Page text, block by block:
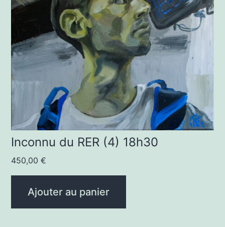
Inconnu du RER (4) 18h30
450,00€
Ajouter au panier